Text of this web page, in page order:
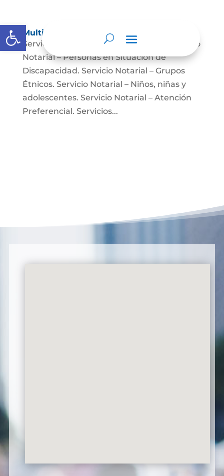
Abrir barra de herramientas
Multimedia
Servicio Notarial – Fuerzas Militares. Servicio
Notarial – Personas en Situación de
Discapacidad. Servicio Notarial – Grupos
Étnicos. Servicio Notarial – Niños, niñas y
adolescentes. Servicio Notarial – Atención
Preferencial. Servicios...